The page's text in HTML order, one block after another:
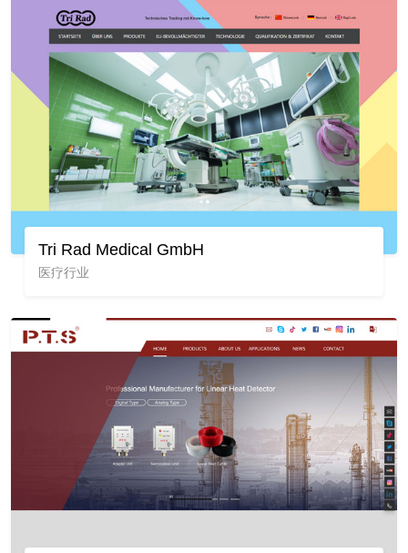
Tri Rad Medical GmbH
医疗行业